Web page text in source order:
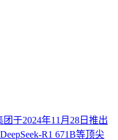
于2024年11月28日推出
R1 671B等顶尖